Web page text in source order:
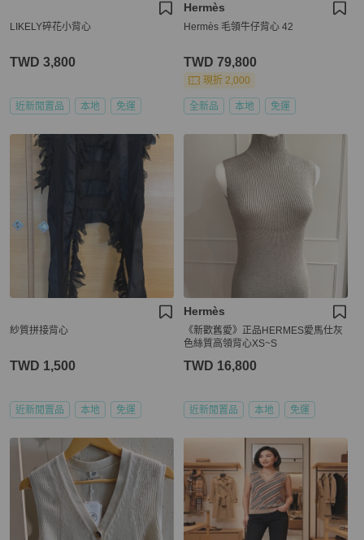
LIKELY碎花小背心
TWD 3,800
近新閒置品 本地 免運
Hermès
Hermès 毛領牛仔背心 42
TWD 79,800
現折 2,000
全新品 本地 免運
紗質拼接背心
TWD 1,500
近新閒置品 本地 免運
Hermès
《新歡舊愛》正品HERMES愛馬仕灰
色絲質高領背心XS~S
TWD 16,800
近新閒置品 本地 免運